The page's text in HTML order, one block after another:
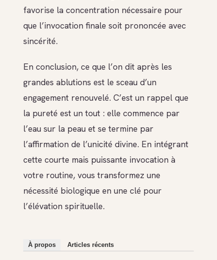
favorise la concentration nécessaire pour
que l’invocation finale soit prononcée avec
sincérité.
En conclusion, ce que l’on dit après les
grandes ablutions est le sceau d’un
engagement renouvelé. C’est un rappel que
la pureté est un tout : elle commence par
l’eau sur la peau et se termine par
l’affirmation de l’unicité divine. En intégrant
cette courte mais puissante invocation à
votre routine, vous transformez une
nécessité biologique en une clé pour
l’élévation spirituelle.
À propos Articles récents